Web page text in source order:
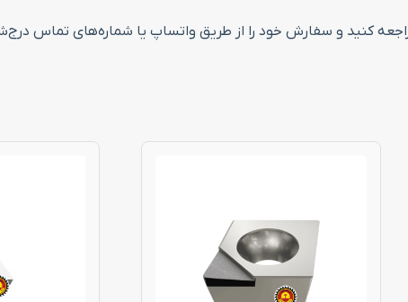
مراجعه کنید و سفارش خود را از طریق واتساپ یا شماره‌های تماس